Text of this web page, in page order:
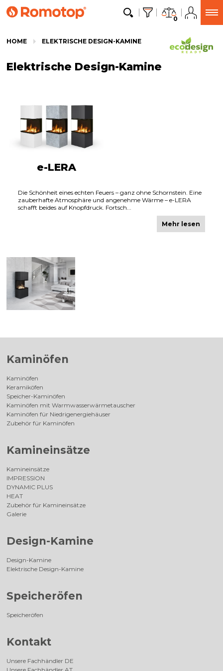
0
HOME ELEKTRISCHE DESIGN-KAMINE
Elektrische Design-Kamine
e-LERA
Die Schönheit eines echten Feuers – ganz ohne Schornstein. Eine
zauberhafte Atmosphäre und angenehme Wärme – e-LERA
schafft beides auf Knopfdruck. Fortsch...
Mehr lesen
Kaminöfen
Kaminöfen
Keramiköfen
Speicher-Kaminöfen
Kaminöfen mit Warmwasserwärmetauscher
Kaminöfen für Niedrigenergiehäuser
Zubehör für Kaminöfen
Kamineinsätze
Kamineinsätze
IMPRESSION
DYNAMIC PLUS
HEAT
Zubehör für Kamineinsätze
Galerie
Design-Kamine
Design-Kamine
Elektrische Design-Kamine
Speicheröfen
Speicheröfen
Kontakt
Unsere Fachhändler DE